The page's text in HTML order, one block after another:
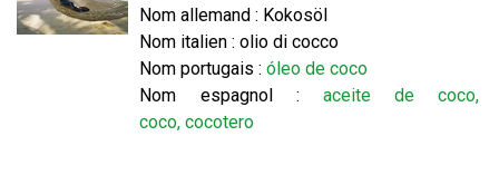
Nom allemand : Kokosöl
Nom italien : olio di cocco
Nom portugais :óleo de coco
Nom espagnol : aceite de coco,
coco, cocotero